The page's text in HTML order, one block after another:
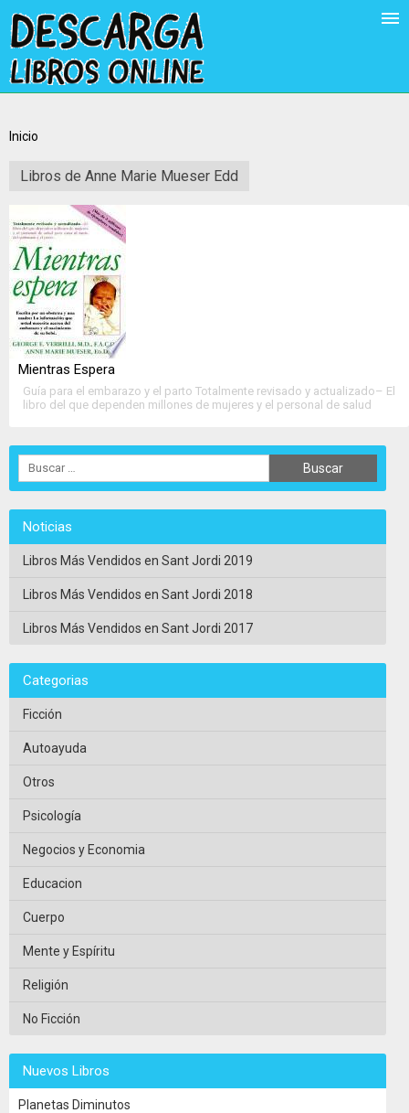
Inicio
Libros de Anne Marie Mueser Edd
Mientras Espera
Guía para el embarazo y el parto Totalmente revisado y actualizado– El
libro del que dependen millones de mujeres y el personal de salud
Noticias
Libros Más Vendidos en Sant Jordi 2019
Libros Más Vendidos en Sant Jordi 2018
Libros Más Vendidos en Sant Jordi 2017
Categorias
Ficción
Autoayuda
Otros
Psicología
Negocios y Economia
Educacion
Cuerpo
Mente y Espíritu
Religión
No Ficción
Nuevos Libros
Planetas Diminutos